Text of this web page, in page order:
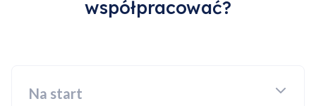
współpracować?
Na start